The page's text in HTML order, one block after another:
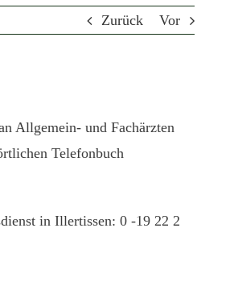
Zurück Vor
Allgemein- und Fachärzten
Telefonbuch
in Illertissen: 0 -19 22 2